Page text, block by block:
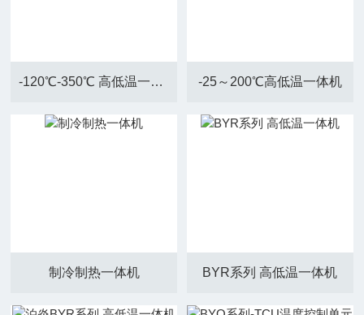
-120℃-350℃ 高低温一体机 -25～200℃高低温一体机
制冷制热一体机 BYR系列 高低温一体机